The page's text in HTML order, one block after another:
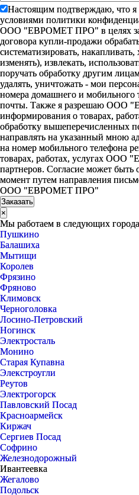
Настоящим подтверждаю, что я
условиями политики
ООО "ЕВРОМЕТ ПРО" в целях
договора купли-продажи
систематизировать,
изменять), извлекать,
поручать обработку другим
удалять, уничтожать - мои
номера домашнего и мобильного
почты. Также я разрешаю ООО
информирования о товарах,
обработку вышеперечисленных
направлять на указанный мною
на номер мобильного телефона
товарах, работах, услугах
партнеров. Согласие может
момент путем направления
ООО "ЕВРОМЕТ ПРО"
×
Мы работаем в следующих
Пушкино
Балашиха
Мытищи
Королев
Фрязино
Фряново
Климовск
Черноголовка
Лосино-Петровский
Ногинск
Электросталь
Монино
Старая Купавна
Элекстроугли
Реутов
Электрогорск
Павловский Посад
Красноармейск
Киржач
Сергиев Посад
Софрино
Железнодорожный
Ивантеевка
Жегалово
Подольск